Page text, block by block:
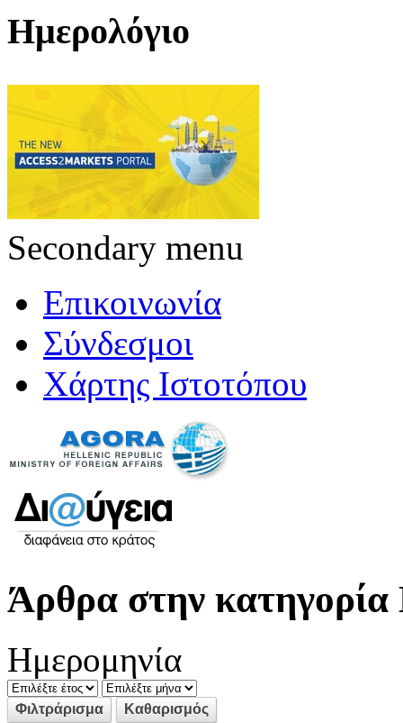
Ημερολόγιο
Secondary menu
Επικοινωνία
Σύνδεσμοι
Χάρτης Ιστοτόπου
Άρθρα στην κατηγορία
Ημερομηνία